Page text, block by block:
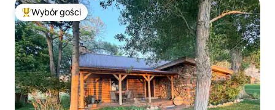
Najpopularniejsze z kategorii Wybór gości
Wybór gości